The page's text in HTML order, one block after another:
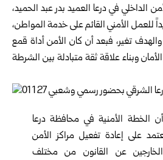
الداخلي في درعا العميد بدر عبد الحميد،
للعمل الأمني القائم على خدمة المواطن،
تغير، فبعد أن كان الأمن أداة قمع
وبناء علاقة ثقة متبادلة بين الشرطة
الخطة الأمنية في محافظة درعا
على إعادة تفعيل مراكز الأمن
عن القانون من مختلف